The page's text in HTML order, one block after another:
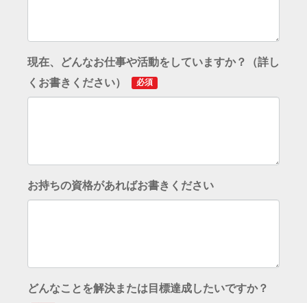
現在、どんなお仕事や活動をしていますか？（詳し
くお書きください）
必須
お持ちの資格があればお書きください
どんなことを解決または目標達成したいですか？